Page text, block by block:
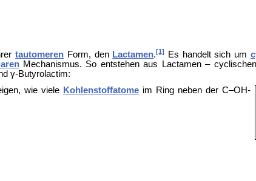
tautomeren Form, den Lactamen.[1]Es handelt sich um
Mechanismus. So entstehen aus Lactamen –
γ-Butyrolactim:
wie viele Kohlenstoffatomeim Ring neben der C–OH-